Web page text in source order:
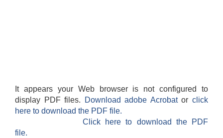
It appears your Web browser is not configured to
display PDF files.
Download adobe Acrobatorclick
here to download the PDF file.
Click here to download the PDF
file.